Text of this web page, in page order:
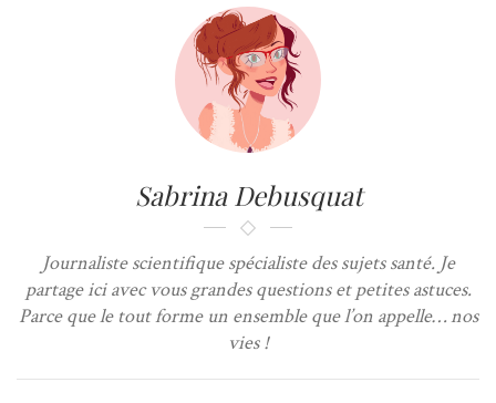
Sabrina Debusquat
Journaliste scientifique spécialiste des sujets santé. Je
partage ici avec vous grandes questions et petites astuces.
Parce que le tout forme un ensemble que l’on appelle… nos
vies !